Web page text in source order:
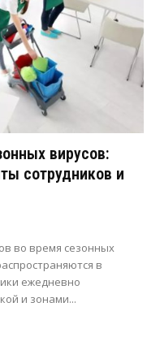
вирусов:
сотрудников и
во время сезонных
в
ежедневно
и зонами...